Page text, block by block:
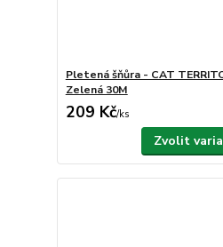
Pletená šňůra - CAT
Zelená 30M
209 Kč/ks
Zvolit